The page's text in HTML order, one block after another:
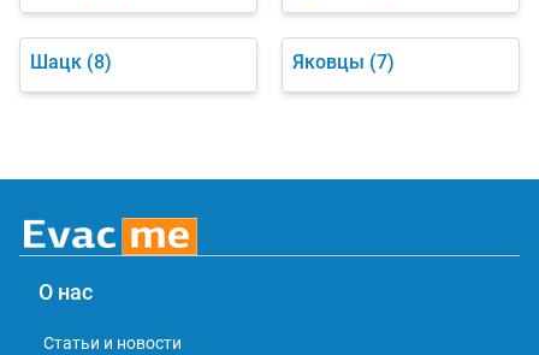
Шацк (8) Яковцы (7)
О нас
Статьи и новости